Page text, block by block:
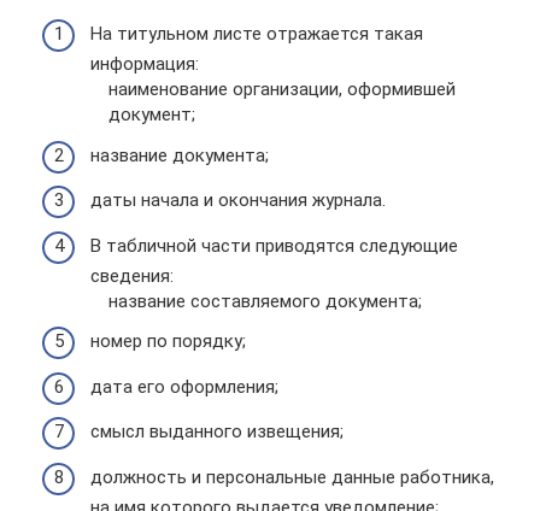
На титульном листе отражается такая
информация:
наименование организации, оформившей
документ;
название документа;
даты начала и окончания журнала.
В табличной части приводятся следующие
сведения:
название составляемого документа;
номер по порядку;
дата его оформления;
смысл выданного извещения;
должность и персональные данные работника,